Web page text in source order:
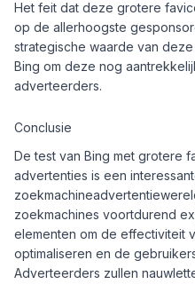
Het feit dat deze grotere
op de allerhoogste
strategische waarde van
Bing om deze nog
adverteerders.
Conclusie
De test van Bing met grotere
advertenties is een
zoekmachines voortdurend
elementen om de effectiviteit
optimaliseren en de
Adverteerders zullen